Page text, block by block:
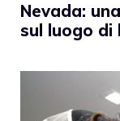
Nevada:
sul luogo di